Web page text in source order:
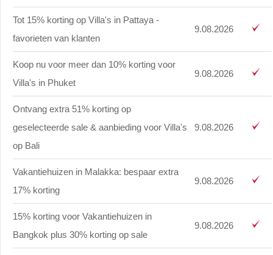
Tot 15% korting op Villa's in Pattaya -
favorieten van klanten
9.08.2026
Koop nu voor meer dan 10% korting voor
Villa's in Phuket
9.08.2026
Ontvang extra 51% korting op
geselecteerde sale & aanbieding voor Villa's
op Bali
9.08.2026
Vakantiehuizen in Malakka: bespaar extra
17% korting
9.08.2026
15% korting voor Vakantiehuizen in
Bangkok plus 30% korting op sale
9.08.2026